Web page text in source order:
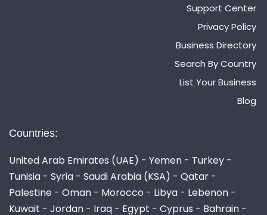
Support Center
Privacy Policy
Business Directory
Search By Country
List Your Business
Blog
Countries:
United Arab Emirates (UAE) - Yemen - Turkey -
Tunisia - Syria - Saudi Arabia (KSA) - Qatar -
Palestine - Oman - Morocco - Libya - Lebenon -
Kuwait - Jordan - Iraq - Egypt - Cyprus - Bahrain -